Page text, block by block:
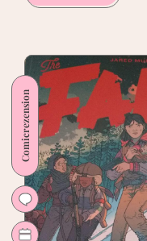
Jahre
Called
us
Enemy
–
George
Takei
Comicrezension